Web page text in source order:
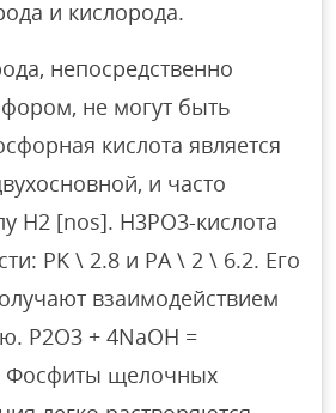
и кислорода.
непосредственно
не могут быть
кислота является
и часто
H2 [nos]. Н3РО3-кислота
PK \ 2.8 и PA \ 2 \ 6.2. Его
взаимодействием
P2O3 + 4NaOH =
Фосфиты щелочных